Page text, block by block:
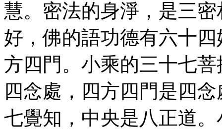
慧。密法的身淨，是三
好，佛的語功德有六十
方四門。小乘的三十七
四念處，四方四門是四
七覺知，中央是八正道